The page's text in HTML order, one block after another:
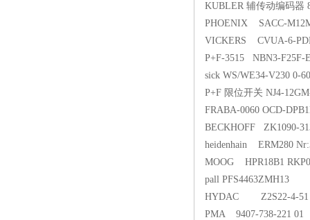
KUBLER 辅传动编码器
PHOENIX SACC-
VICKERS CVUA-6-
P+F-3515 NBN3-F25F-
sick WS/WE34-V230 0-
P+F 限位开关 NJ4-
FRABA-0060 OCD-
BECKHOFF
heidenhain ERM280
MOOG HPR18B1
pall PFS4463ZMH13
HYDAC Z2S22-4-
PMA 9407-738-221 01